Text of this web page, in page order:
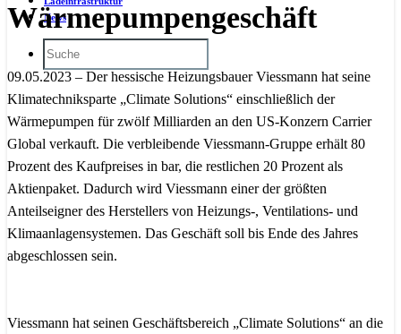
News
Wärmepumpengeschäft
09.05.2023 – Der hessische Heizungsbauer Viessmann hat seine
Klimatechniksparte „Climate Solutions“ einschließlich der
Wärmepumpen für zwölf Milliarden an den US-Konzern Carrier
Global verkauft. Die verbleibende Viessmann-Gruppe erhält 80
Prozent des Kaufpreises in bar, die restlichen 20 Prozent als
Aktienpaket. Dadurch wird Viessmann einer der größten
Anteilseigner des Herstellers von Heizungs-, Ventilations- und
Klimaanlagensystemen. Das Geschäft soll bis Ende des Jahres
abgeschlossen sein.
Viessmann hat seinen Geschäftsbereich „Climate Solutions“ an die